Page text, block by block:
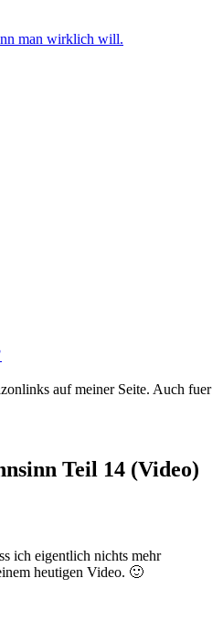
man wirklich will.
auf meiner Seite. Auch fuer
Teil 14 (Video)
ich eigentlich nichts mehr
heutigen Video. 🙂